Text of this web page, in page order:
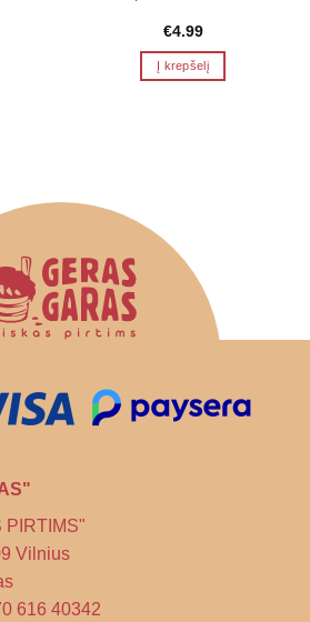
€4.99
Į krepšelį
PIRTIMS"
Vilnius
616 40342